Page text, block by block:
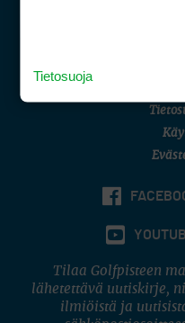
(digi)
Tilaa Golfpisteen
lähetettävä uutiskirje,
ilmiöistä ja
Tietosuoja